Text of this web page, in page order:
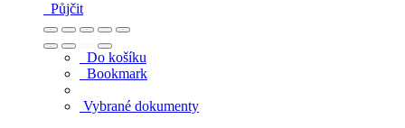
Půjčit
Do košíku
Bookmark
Vybrané dokumenty